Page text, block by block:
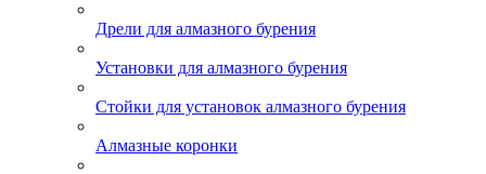
Дрели для алмазного бурения
Установки для алмазного бурения
Стойки для установок алмазного бурения
Алмазные коронки